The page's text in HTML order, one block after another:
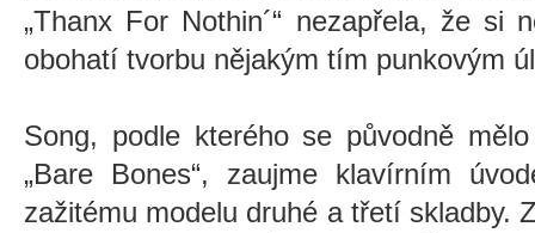
„Thanx For Nothin´“ nezapřela, že si
obohatí tvorbu nějakým tím punkovým
Song, podle kterého se původně
„Bare Bones“, zaujme klavírním
zažitému modelu druhé a třetí skladby.